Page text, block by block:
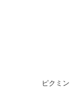
ピクミン